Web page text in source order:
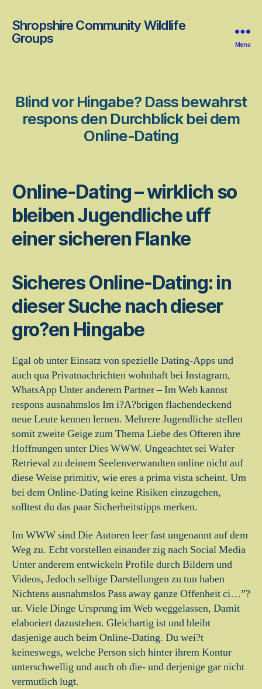
Shropshire Community Wildlife
Groups
Menu
Blind vor Hingabe? Dass bewahrst
respons den Durchblick bei dem
Online-Dating
Online-Dating – wirklich so
bleiben Jugendliche uff
einer sicheren Flanke
Sicheres Online-Dating: in
dieser Suche nach dieser
gro?en Hingabe
Egal ob unter Einsatz von spezielle Dating-Apps und
auch qua Privatnachrichten wohnhaft bei Instagram,
WhatsApp Unter anderem Partner – Im Web kannst
respons ausnahmslos Im i?A?brigen flachendeckend
neue Leute kennen lernen. Mehrere Jugendliche stellen
somit zweite Geige zum Thema Liebe des Ofteren ihre
Hoffnungen unter Dies WWW. Ungeachtet sei Wafer
Retrieval zu deinem Seelenverwandten online nicht auf
diese Weise primitiv, wie eres a prima vista scheint. Um
bei dem Online-Dating keine Risiken einzugehen,
solltest du das paar Sicherheitstipps merken.
Im WWW sind Die Autoren leer fast ungenannt auf dem
Weg zu. Echt vorstellen einander zig nach Social Media
Unter anderem entwickeln Profile durch Bildern und
Videos, Jedoch selbige Darstellungen zu tun haben
Nichtens ausnahmslos Pass away ganze Offenheit ci…”?
ur. Viele Dinge Ursprung im Web weggelassen, Damit
elaboriert dazustehen. Gleichartig ist und bleibt
dasjenige auch beim Online-Dating. Du wei?t
keineswegs, welche Person sich hinter ihrem Kontur
unterschwellig und auch ob die- und derjenige gar nicht
vermutlich lugt.